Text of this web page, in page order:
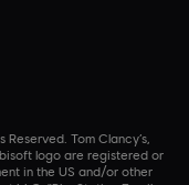
Tom Clancy’s,
logo are registered or
in the US and/or other